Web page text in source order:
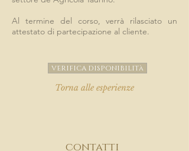
Al termine del corso, verrà rilasciato un
attestato di partecipazione al cliente.
VERIFICA DISPONIBILITà
Torna alle esperienze
contatti